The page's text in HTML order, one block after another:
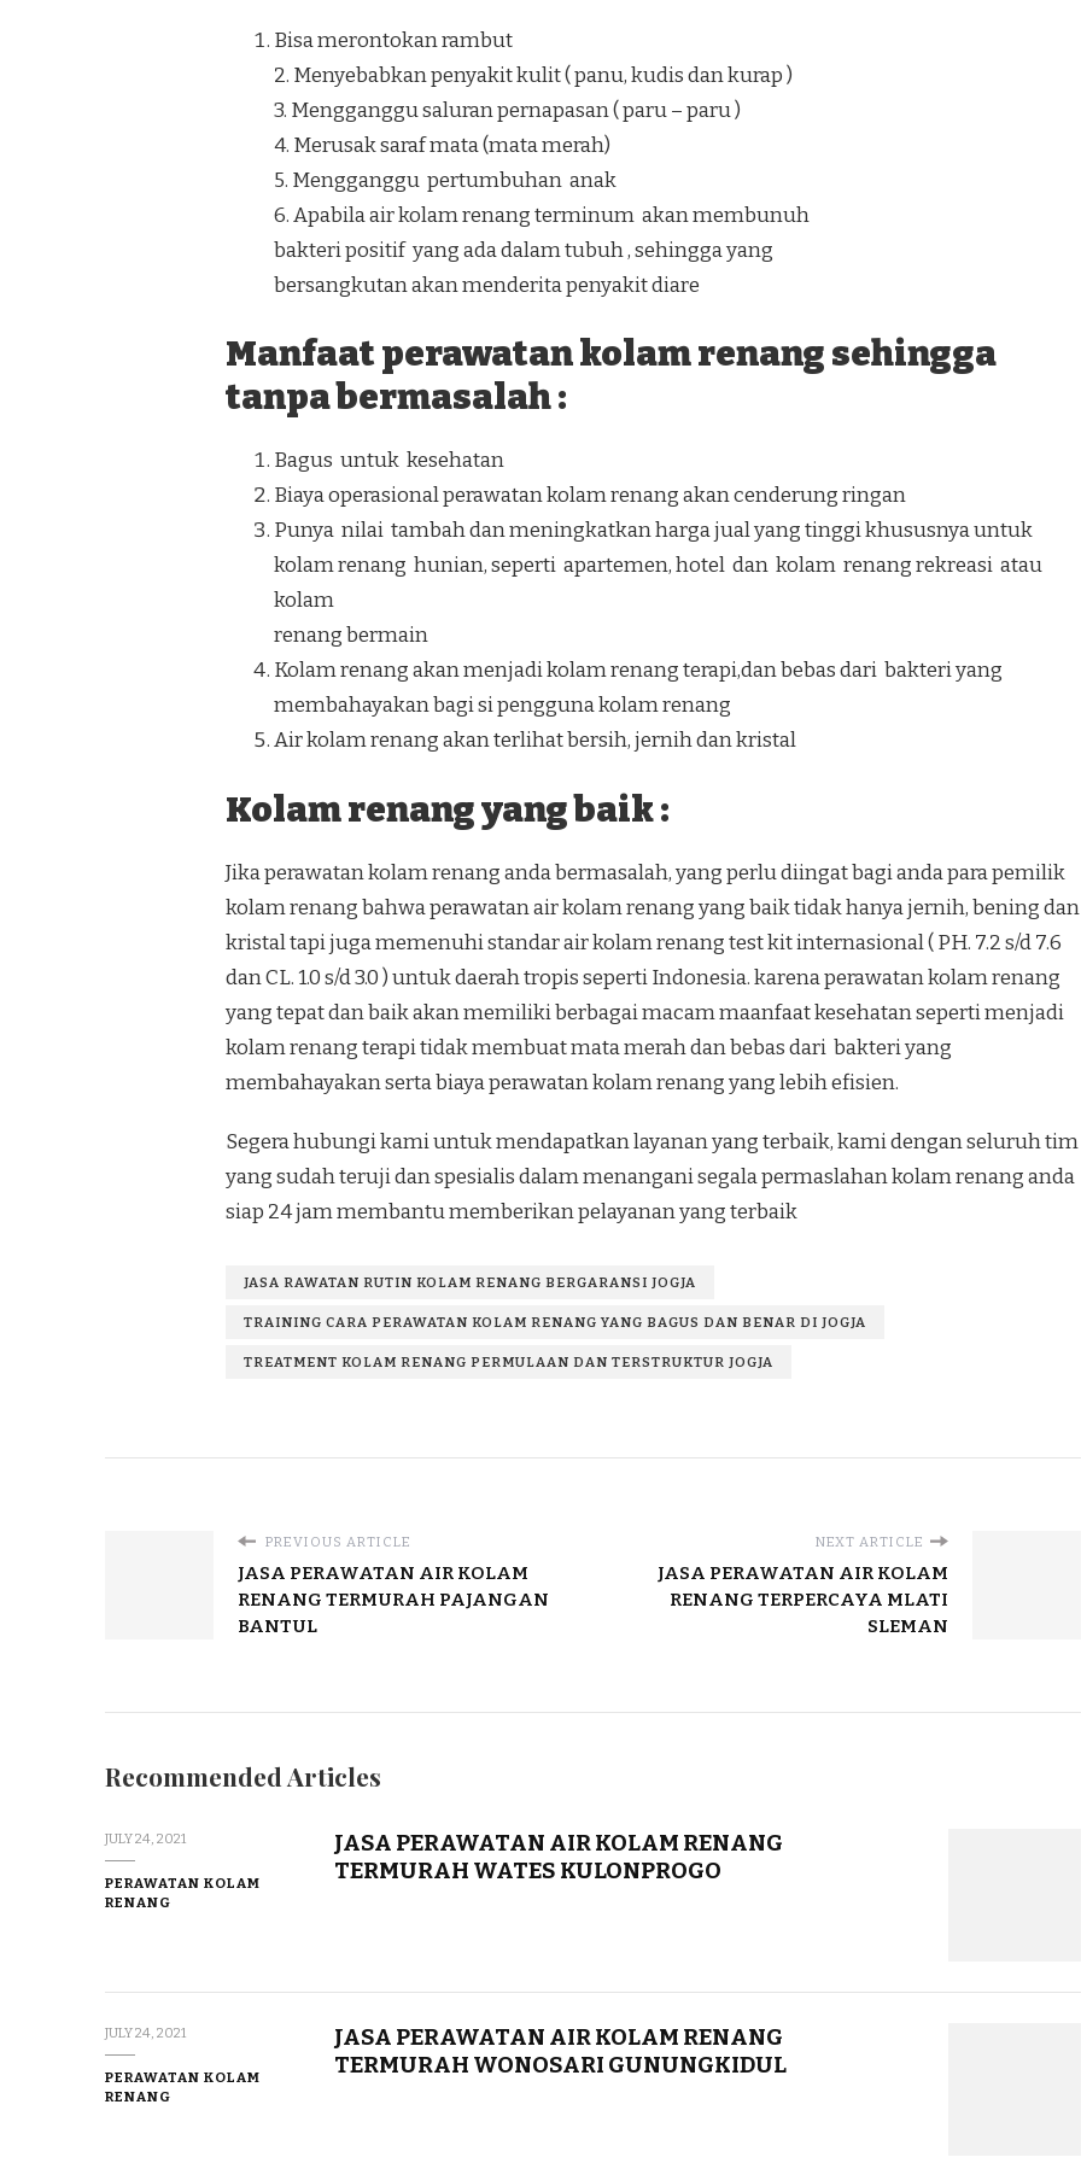
Bisa merontokan rambut
2. Menyebabkan penyakit kulit ( panu, kudis dan kurap )
3. Mengganggu saluran pernapasan ( paru – paru )
4. Merusak saraf mata (mata merah)
5. Mengganggu pertumbuhan anak
6. Apabila air kolam renang terminum akan membunuh
bakteri positif yang ada dalam tubuh , sehingga yang
bersangkutan akan menderita penyakit diare
Manfaat perawatan kolam renang sehingga
tanpa bermasalah :
Bagus untuk kesehatan
Biaya operasional perawatan kolam renang akan cenderung ringan
Punya nilai tambah dan meningkatkan harga jual yang tinggi khususnya untuk
kolam renang hunian, seperti apartemen, hotel dan kolam renang rekreasi atau
kolam
renang bermain
Kolam renang akan menjadi kolam renang terapi,dan bebas dari bakteri yang
membahayakan bagi si pengguna kolam renang
Air kolam renang akan terlihat bersih, jernih dan kristal
Kolam renang yang baik :
Jika perawatan kolam renang anda bermasalah, yang perlu diingat bagi anda para pemilik
kolam renang bahwa perawatan air kolam renang yang baik tidak hanya jernih, bening dan
kristal tapi juga memenuhi standar air kolam renang test kit internasional ( PH. 7.2 s/d 7.6
dan CL. 1.0 s/d 3.0 ) untuk daerah tropis seperti Indonesia. karena perawatan kolam renang
yang tepat dan baik akan memiliki berbagai macam maanfaat kesehatan seperti menjadi
kolam renang terapi tidak membuat mata merah dan bebas dari bakteri yang
membahayakan serta biaya perawatan kolam renang yang lebih efisien.
Segera hubungi kami untuk mendapatkan layanan yang terbaik, kami dengan seluruh tim
yang sudah teruji dan spesialis dalam menangani segala permaslahan kolam renang anda
siap 24 jam membantu memberikan pelayanan yang terbaik
JASA RAWATAN RUTIN KOLAM RENANG BERGARANSI JOGJA
TRAINING CARA PERAWATAN KOLAM RENANG YANG BAGUS DAN BENAR DI JOGJA
TREATMENT KOLAM RENANG PERMULAAN DAN TERSTRUKTUR JOGJA
PREVIOUS ARTICLE
JASA PERAWATAN AIR KOLAM
RENANG TERMURAH PAJANGAN
BANTUL
NEXT ARTICLE
JASA PERAWATAN AIR KOLAM
RENANG TERPERCAYA MLATI
SLEMAN
Recommended Articles
JULY 24, 2021
PERAWATAN KOLAM
RENANG
JASA PERAWATAN AIR KOLAM RENANG
TERMURAH WATES KULONPROGO
JULY 24, 2021
PERAWATAN KOLAM
RENANG
JASA PERAWATAN AIR KOLAM RENANG
TERMURAH WONOSARI GUNUNGKIDUL